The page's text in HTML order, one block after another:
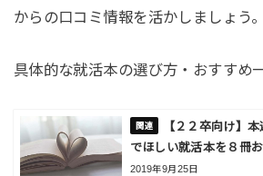
からの口コミ情報を活かしましょう。
具体的な就活本の選び方・おすすめ
【２２卒向け】
でほしい就活本を８冊
2019年9月25日